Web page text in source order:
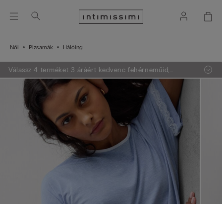
Női Pizsamák Hálóing
Válassz 4 terméket 3 áráért kedvenc fehérneműid,
pizsamáid és felsőid közül és mi a legalacsonyabb árú
terméket ajándékba adjuk!